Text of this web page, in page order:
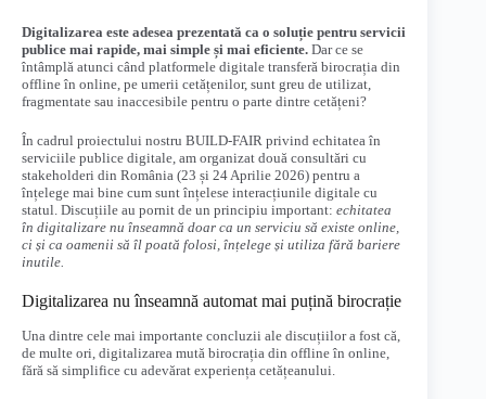
Digitalizarea este adesea prezentată ca o soluție pentru servicii
publice mai rapide, mai simple și mai eficiente. Dar ce se
întâmplă atunci când platformele digitale transferă birocrația din
offline în online, pe umerii cetățenilor, sunt greu de utilizat,
fragmentate sau inaccesibile pentru o parte dintre cetățeni?
În cadrul proiectului nostru BUILD-FAIR privind echitatea în
serviciile publice digitale, am organizat două consultări cu
stakeholderi din România (23 și 24 Aprilie 2026) pentru a
înțelege mai bine cum sunt înțelese interacțiunile digitale cu
statul. Discuțiile au pornit de un principiu important: echitatea
în digitalizare nu înseamnă doar ca un serviciu să existe online,
ci și ca oamenii să îl poată folosi, înțelege și utiliza fără bariere
inutile.
Digitalizarea nu înseamnă automat mai puțină birocrație
Una dintre cele mai importante concluzii ale discuțiilor a fost că,
de multe ori, digitalizarea mută birocrația din offline în online,
fără să simplifice cu adevărat experiența cetățeanului.